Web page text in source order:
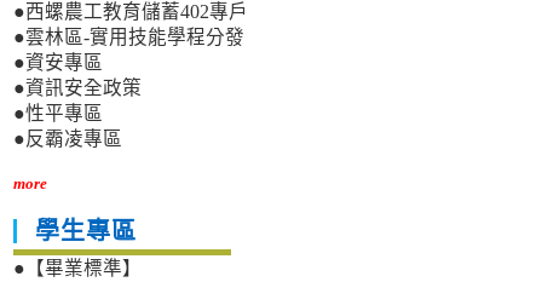
●西螺農工教育儲蓄402專戶
●雲林區-實用技能學程分發
●資安專區
●資訊安全政策
●性平專區
●反霸凌專區
more
學生專區
●【畢業標準】